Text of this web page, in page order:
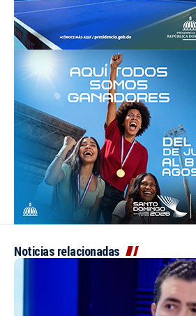
Noticias relacionadas